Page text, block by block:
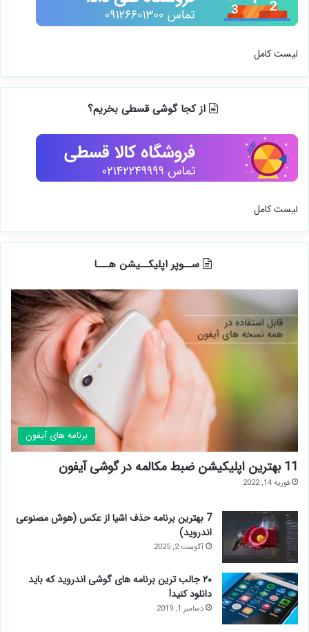
لیست کامل
از کجا گوشی قسطی بخریم؟
لیست کامل
ســوپر اپلیکــیشن هـــا
برنامه های آیفون
11 بهترین اپلیکیشن ضبط مکالمه در گوشی آیفون
فوریه 14, 2022
7 بهترین برنامه حذف اشیا از عکس (هوش مصنوعی
اندروید)
آگوست 2, 2025
۲۰ جالب ترین برنامه های گوشی اندروید که باید
دانلود کنید!
دسامبر 1, 2019